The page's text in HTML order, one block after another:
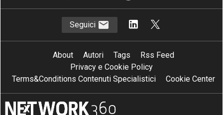
Seguici
About Autori Tags
Rss Feed
Privacy e Cookie Policy
Terms&Conditions Contenuti Specialistici
Cookie Center